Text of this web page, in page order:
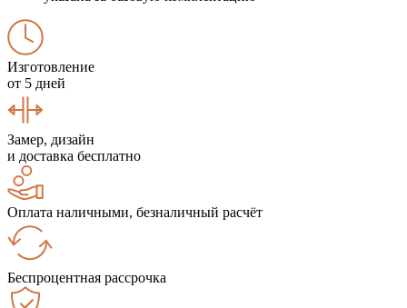
Изготовление
от 5 дней
Замер, дизайн
и доставка бесплатно
Оплата наличными, безналичный расчёт
Беспроцентная рассрочка